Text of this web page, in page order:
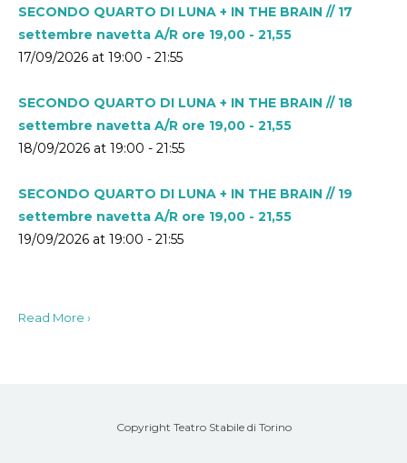
SECONDO QUARTO DI LUNA + IN THE BRAIN // 17
settembre navetta A/R ore 19,00 - 21,55
17/09/2026 at 19:00 - 21:55
SECONDO QUARTO DI LUNA + IN THE BRAIN // 18
settembre navetta A/R ore 19,00 - 21,55
18/09/2026 at 19:00 - 21:55
SECONDO QUARTO DI LUNA + IN THE BRAIN // 19
settembre navetta A/R ore 19,00 - 21,55
19/09/2026 at 19:00 - 21:55
Read More ›
Copyright Teatro Stabile di Torino